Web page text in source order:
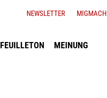
FEUILLETON MEINUNG
NEWSLETTER